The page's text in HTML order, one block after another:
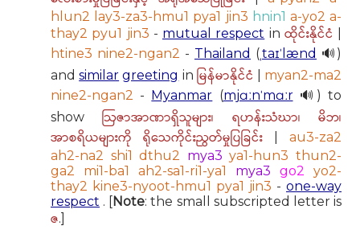
hlun2 lay3-za3-hmu1 pya1 jin3 hnin1 a-yo2 a-
thay2 pyu1 jin3 - mutual respect in ထိုင်းနိုင်ငံ
htine3 nine2-ngan2 - Thailand (ˌtaɪˈlænd 🔊)
andsimilar greeting in မြန်မာနိုင်ငံ
myan2-ma2
nine2-ngan2 - Myanmar (mjɑːnˈmɑːr🔊) to
showဩဇာအာဏာရှိသူများ၊ ရဟန်းသံဃာ၊ မိဘ၊
အာစရိယများကို ရိုသေကိုင်းညွတ်မှုပြခြင်း
au3-za2
ah2-na2 shi1 dthu2
mya3 ya1-hun3 thun2-
ga2 mi1-ba1 ah2-sa1-ri1-ya1
mya3 go2
yo2-
thay2 kine3-nyoot-hmu1 pya1 jin3 - one-way
respect . [Note: the small subscripted letter is
ဇ.]